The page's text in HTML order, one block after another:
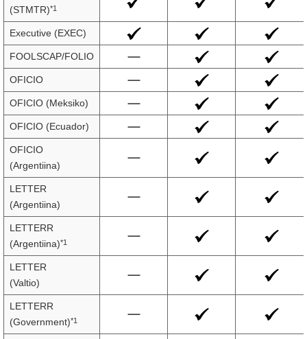
(STMTR)*1
Executive (EXEC)
FOOLSCAP/FOLIO
OFICIO
OFICIO (Meksiko)
OFICIO (Ecuador)
OFICIO
(Argentiina)
LETTER
(Argentiina)
LETTERR
(Argentiina)*1
LETTER
(Valtio)
LETTERR
(Government)*1